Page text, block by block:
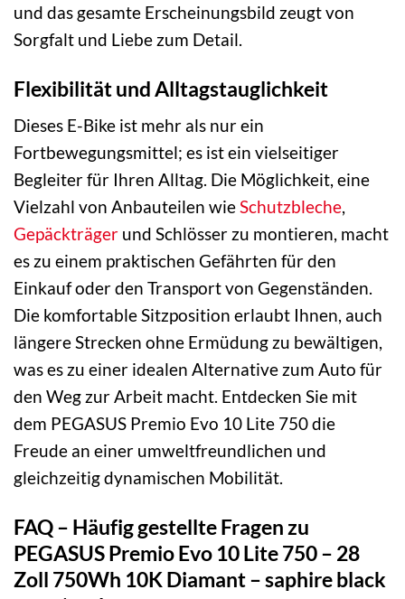
und das gesamte Erscheinungsbild zeugt von
Sorgfalt und Liebe zum Detail.
Flexibilität und Alltagstauglichkeit
Dieses E-Bike ist mehr als nur ein
Fortbewegungsmittel; es ist ein vielseitiger
Begleiter für Ihren Alltag. Die Möglichkeit, eine
Vielzahl von Anbauteilen wieSchutzbleche,
Gepäckträger und Schlösser zu montieren, macht
es zu einem praktischen Gefährten für den
Einkauf oder den Transport von Gegenständen.
Die komfortable Sitzposition erlaubt Ihnen, auch
längere Strecken ohne Ermüdung zu bewältigen,
was es zu einer idealen Alternative zum Auto für
den Weg zur Arbeit macht. Entdecken Sie mit
dem PEGASUS Premio Evo 10 Lite 750 die
Freude an einer umweltfreundlichen und
gleichzeitig dynamischen Mobilität.
FAQ – Häufig gestellte Fragen zu
PEGASUS Premio Evo 10 Lite 750 – 28
Zoll 750Wh 10K Diamant – saphire black